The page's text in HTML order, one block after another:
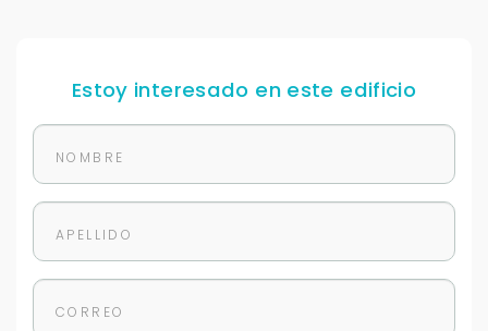
Estoy interesado en este edificio